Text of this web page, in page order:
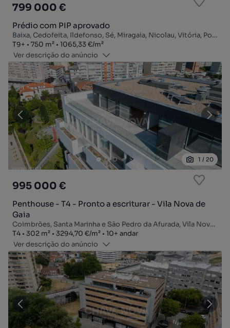
799 000 €
Prédio com PIP aprovado
Baixa, Cedofeita, Ildefonso, Sé, Miragaia, Nicolau, Vitória, Porto, Porto
Tipologia
T9+
Zona 750 m²
Preço por metro quadrado
1065,33 €/m²
Ver descrição do anúncio
1 / 20
995 000 €
Penthouse - T4 - Pronto a escriturar - Vila Nova de
Gaia
Coimbrões, Santa Marinha e São Pedro da Afurada, Vila Nova de Gaia, Porto
Tipologia
T4
Zona302 m²
Preço por metro quadrado
3294,70 €/m²
Andar
10+ andar
Ver descrição do anúncio